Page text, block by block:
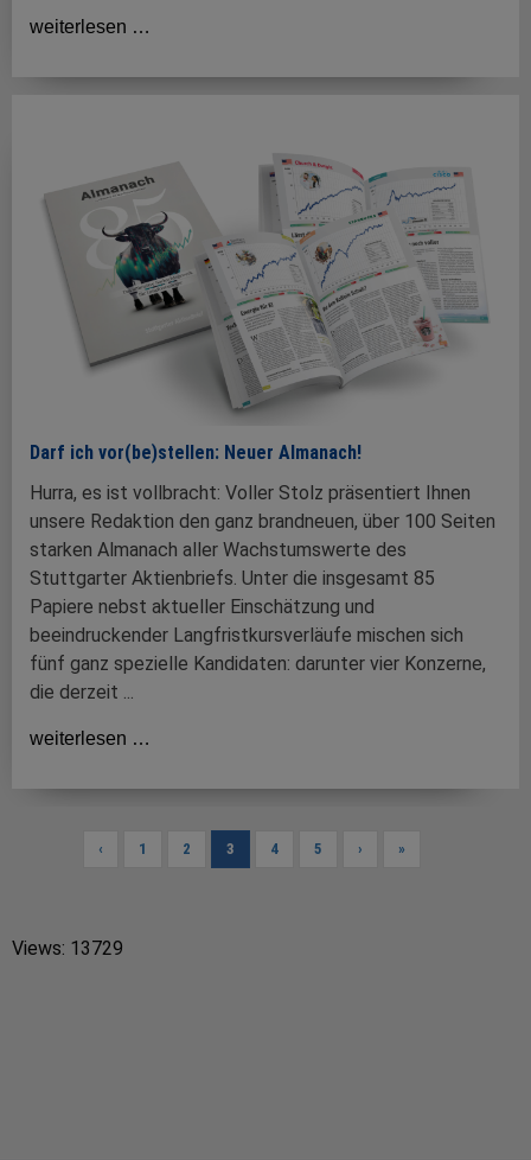
weiterlesen …
Darf ich vor(be)stellen: Neuer Almanach!
Hurra, es ist vollbracht: Voller Stolz präsentiert Ihnen
unsere Redaktion den ganz brandneuen, über 100 Seiten
starken Almanach aller Wachstumswerte des
Stuttgarter Aktienbriefs. Unter die insgesamt 85
Papiere nebst aktueller Einschätzung und
beeindruckender Langfristkursverläufe mischen sich
fünf ganz spezielle Kandidaten: darunter vier Konzerne,
die derzeit ...
weiterlesen …
‹ 1 2 3 4 5 › »
Views: 13729